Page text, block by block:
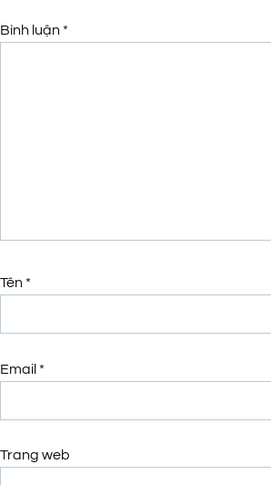
Bình luận *
Tên *
Email *
Trang web